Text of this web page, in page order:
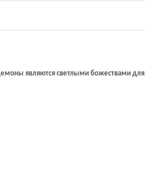
являются светлыми божествами для